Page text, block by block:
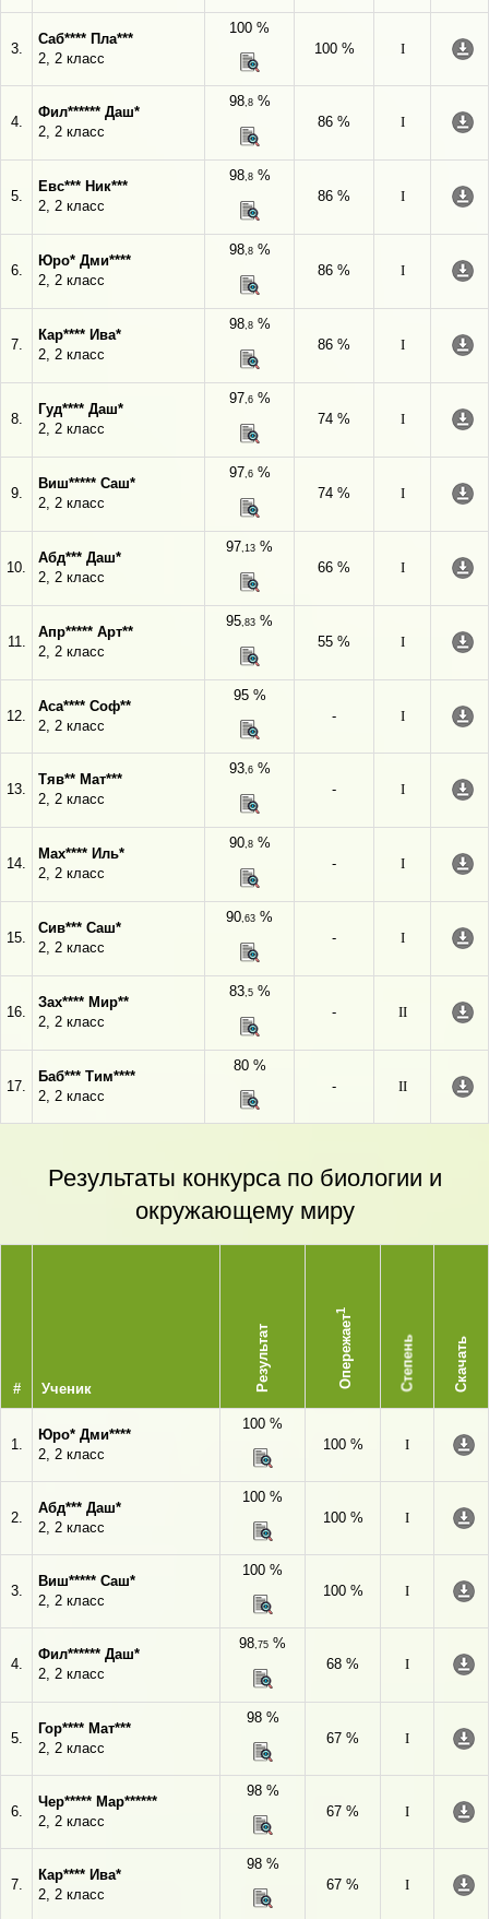
3.
Саб**** Пла***
2, 2 класс
100 %
100 %
I
4.
Фил****** Даш*
2, 2 класс
98,8%
86 %
I
5.
Евс*** Ник***
2, 2 класс
98,8%
86 %
I
6.
Юро* Дми****
2, 2 класс
98,8%
86 %
I
7.
Кар**** Ива*
2, 2 класс
98,8%
86 %
I
8.
Гуд**** Даш*
2, 2 класс
97,6%
74 %
I
9.
Виш***** Саш*
2, 2 класс
97,6%
74 %
I
10.
Абд*** Даш*
2, 2 класс
97,13 %
66 %
I
11.
Апр***** Арт**
2, 2 класс
95,83 %
55 %
I
12.
Аса**** Соф**
2, 2 класс
95 %
-
I
13.
Тяв** Мат***
2, 2 класс
93,6%
-
I
14.
Мах**** Иль*
2, 2 класс
90,8%
-
I
15.
Сив*** Саш*
2, 2 класс
90,63 %
-
I
16.
Зах**** Мир**
2, 2 класс
83,5%
-
II
17.
Баб*** Тим****
2, 2 класс
80 %
-
II
Результаты конкурса по биологии и
окружающему миру
# Ученик Результат Опережает
1
Степень Скачать
1.
Юро* Дми****
2, 2 класс
100 %
100 %
I
2.
Абд*** Даш*
2, 2 класс
100 %
100 %
I
3.
Виш***** Саш*
2, 2 класс
100 %
100 %
I
4.
Фил****** Даш*
2, 2 класс
98,75 %
68 %
I
5.
Гор**** Мат***
2, 2 класс
98 %
67 %
I
6.
Чер***** Мар******
2, 2 класс
98 %
67 %
I
7.
Кар**** Ива*
2, 2 класс
98 %
67 %
I